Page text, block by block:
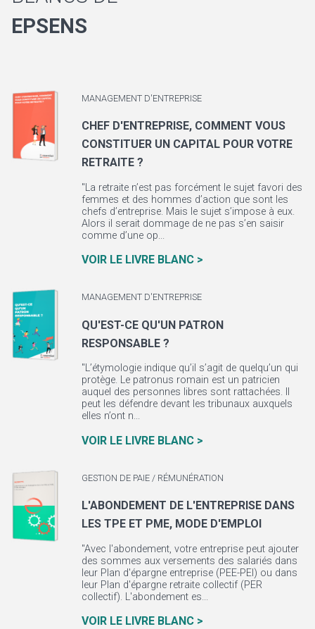
EPSENS
MANAGEMENT D'ENTREPRISE
CHEF D'ENTREPRISE, COMMENT VOUS
CONSTITUER UN CAPITAL POUR VOTRE
RETRAITE ?
"La retraite n’est pas forcément le sujet favori des
femmes et des hommes d’action que sont les
chefs d’entreprise. Mais le sujet s’impose à eux.
Alors il serait dommage de ne pas s’en saisir
comme d’une op...
VOIR LE LIVRE BLANC >
MANAGEMENT D'ENTREPRISE
QU'EST-CE QU'UN PATRON
RESPONSABLE ?
"L’étymologie indique qu’il s’agit de quelqu’un qui
protège. Le patronus romain est un patricien
auquel des personnes libres sont rattachées. Il
peut les défendre devant les tribunaux auxquels
elles n’ont n...
VOIR LE LIVRE BLANC >
GESTION DE PAIE / RÉMUNÉRATION
L'ABONDEMENT DE L'ENTREPRISE DANS
LES TPE ET PME, MODE D'EMPLOI
"Avec l'abondement, votre entreprise peut ajouter
des sommes aux versements des salariés dans
leur Plan d'épargne entreprise (PEE-PEI) ou dans
leur Plan d'épargne retraite collectif (PER
collectif). L'abondement es...
VOIR LE LIVRE BLANC >